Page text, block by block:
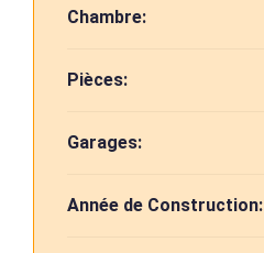
Chambre:
Pièces:
Garages:
Année de Construction: